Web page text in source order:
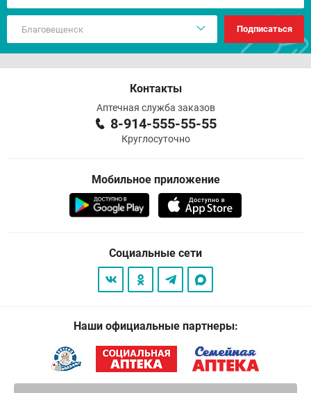
Подписаться
Контакты
Аптечная служба заказов
8-914-555-55-55
Круглосуточно
Мобильное приложение
Социальные сети
Наши официальные партнеры: